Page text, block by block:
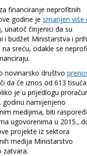
financiranje neprofitnih
godine je smanjen više
, unatoč činjenici da su
i budžet Ministarstva i
na sreću, odakle se
novinarsko društvo
da će iznos od 613 tisuća
je u prijedlogu
godinu namijenjeno
medijima, biti
ugovorenima u 2015.,
projekte iz sektora
medija Ministarstvo
zatvara.